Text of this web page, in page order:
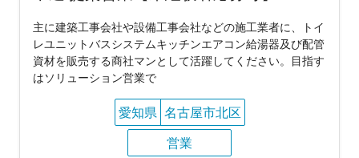
主に建築工事会社や設備工事会社などの施工業者に、トイ
レユニットバスシステムキッチンエアコン給湯器及び配管
資材を販売する商社マンとして活躍してください。目指す
はソリューション営業で
愛知県 名古屋市北区
営業